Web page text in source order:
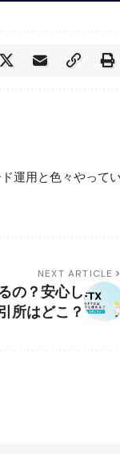
運用と色々やって
NEXT ARTICLE
の？安心し
所はどこ？